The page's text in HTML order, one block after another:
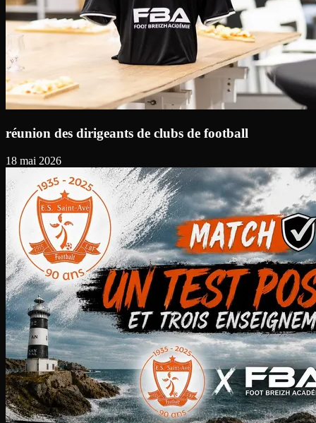
réunion des dirigeants de clubs de football
18 mai 2026